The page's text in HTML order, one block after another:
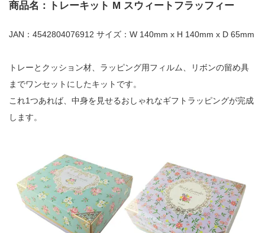
商品名：トレーキット M スウィートフラッフィー
JAN：4542804076912 サイズ：W 140mm x H 140mm x D 65mm
トレーとクッション材、ラッピング用フィルム、リボンの留め具
までワンセットにしたキットです。
これ1つあれば、中身を見せるおしゃれなギフトラッピングが完成
します。